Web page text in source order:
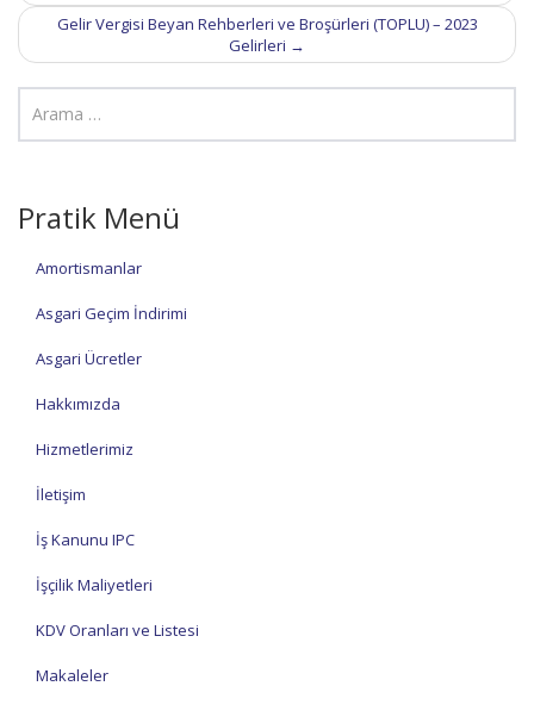
Gelir Vergisi Beyan Rehberleri ve Broşürleri (TOPLU) – 2023
Gelirleri →
Pratik Menü
Amortismanlar
Asgari Geçim İndirimi
Asgari Ücretler
Hakkımızda
Hizmetlerimiz
İletişim
İş Kanunu IPC
İşçilik Maliyetleri
KDV Oranları ve Listesi
Makaleler